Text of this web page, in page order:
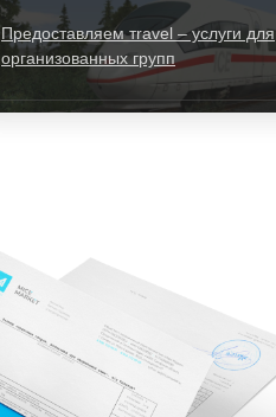
Предоставляем тravel – услуги для
организованных групп